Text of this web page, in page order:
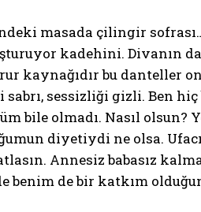
masada çilingir
kadehini. Divanın
kaynağıdır bu danteller
sessizliği gizli. Ben
bile olmadı. Nasıl olsun?
diyetiydi ne olsa.
Annesiz babasız
benim de bir katkım